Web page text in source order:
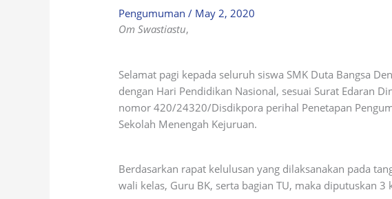
Pengumuman / May 2, 2020
Om Swastiastu,
Selamat pagi kepada seluruh siswa SMK Duta Bangsa
dengan Hari Pendidikan Nasional, sesuai Surat Edaran
nomor 420/24320/Disdikpora perihal Penetapan
Sekolah Menengah Kejuruan.
Berdasarkan rapat kelulusan yang dilaksanakan pada
wali kelas, Guru BK, serta bagian TU, maka diputuskan